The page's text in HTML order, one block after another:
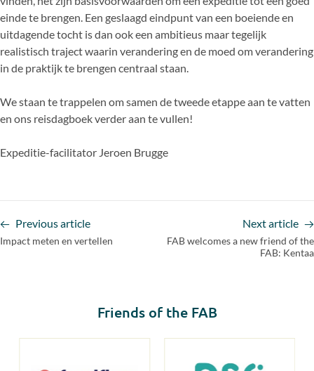
einde te brengen. Een geslaagd eindpunt van een boeiende en
uitdagende tocht is dan ook een ambitieus maar tegelijk
realistisch traject waarin verandering en de moed om verandering
in de praktijk te brengen centraal staan.
We staan te trappelen om samen de tweede etappe aan te vatten
en ons reisdagboek verder aan te vullen!
Expeditie-facilitator Jeroen Brugge
Previous article
Impact meten en vertellen
Next article
FAB welcomes a new friend of the
FAB: Kentaa
Friends of the FAB